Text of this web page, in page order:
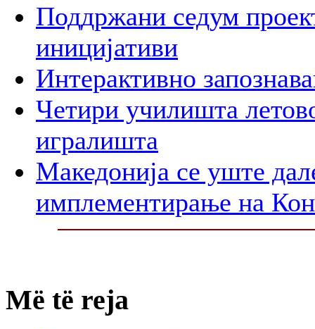
Поддржани седум
иницијативи
Интерактивно
Четири училишта
игралишта
Македонија се уште
имплементирање на
Më të reja